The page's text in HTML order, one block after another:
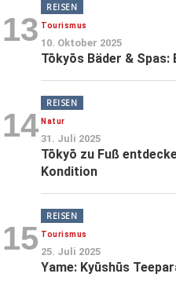
13
REISEN
Tourismus
10. Oktober 2025
Tōkyōs Bäder & Spas:
14
REISEN
Natur
31. Juli 2025
Tōkyō zu Fuß
Kondition
15
REISEN
Tourismus
25. Juli 2025
Yame: Kyūshūs